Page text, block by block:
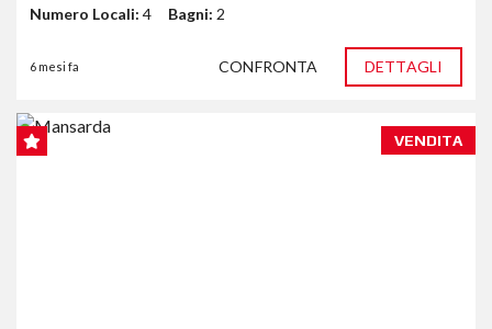
Numero Locali: 4 Bagni: 2
6 mesi fa CONFRONTA DETTAGLI
VENDITA